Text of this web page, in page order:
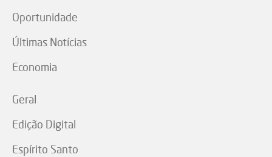
Oportunidade
Últimas Notícias
Economia
Geral
Edição Digital
Espírito Santo